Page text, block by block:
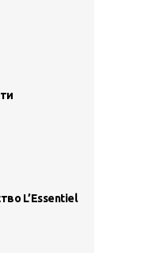
L’Essentiel